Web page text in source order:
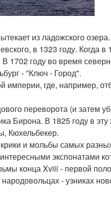
из ладожского
в 1323 году. Когда в
1702 году во время
- "Ключ - Город".
империи, где, например,
переворота (и затем
Бирона. В 1825 году в
Кюхельбекер.
и мольбы самых
экспонатами
конца Xviii - первой
- узниках